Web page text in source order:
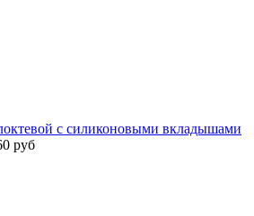
с силиконовыми вкладышами
руб